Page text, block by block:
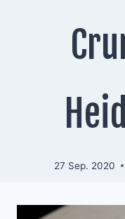
27 Sep. 2020